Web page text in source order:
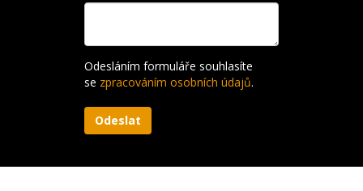
Odesláním formuláře souhlasíte
se zpracováním osobních údajů.